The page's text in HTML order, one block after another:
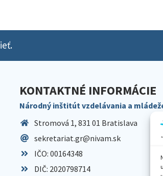
KONTAKTNÉ INFORMÁCIE
Národný inštitút vzdelávania a
Stromová 1, 831 01 Bratislava
sekretariat.gr@nivam.sk
IČO: 00164348
DIČ: 2020798714